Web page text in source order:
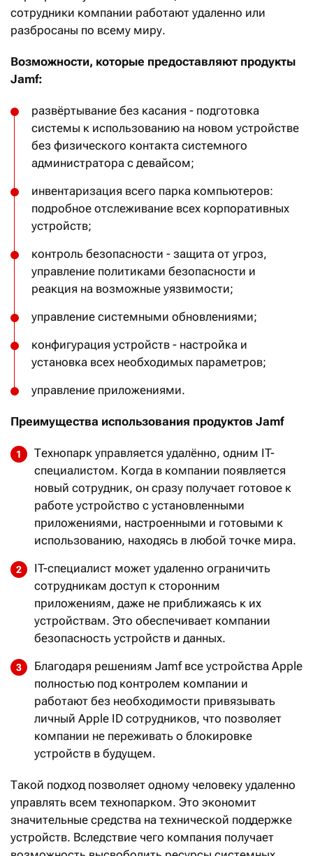
сотрудники компании работают удаленно или
разбросаны по всему миру.
Возможности, которые предоставляют продукты
Jamf:
развёртывание без касания - подготовка
системы к использованию на новом устройстве
без физического контакта системного
администратора с девайсом;
инвентаризация всего парка компьютеров:
подробное отслеживание всех корпоративных
устройств;
контроль безопасности - защита от угроз,
управление политиками безопасности и
реакция на возможные уязвимости;
управление системными обновлениями;
конфигурация устройств - настройка и
установка всех необходимых параметров;
управление приложениями.
Преимущества использования продуктов Jamf
Технопарк управляется удалённо, одним IT-
специалистом. Когда в компании появляется
новый сотрудник, он сразу получает готовое к
работе устройство с установленными
приложениями, настроенными и готовыми к
использованию, находясь в любой точке мира.
IT-специалист может удаленно ограничить
сотрудникам доступ к сторонним
приложениям, даже не приближаясь к их
устройствам. Это обеспечивает компании
безопасность устройств и данных.
Благодаря решениям Jamf все устройства Apple
полностью под контролем компании и
работают без необходимости привязывать
личный Apple ID сотрудников, что позволяет
компании не переживать о блокировке
устройств в будущем.
Такой подход позволяет одному человеку удаленно
управлять всем технопарком. Это экономит
значительные средства на технической поддержке
устройств. Вследствие чего компания получает